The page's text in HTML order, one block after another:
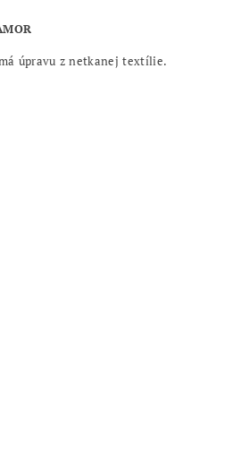
úpravu z netkanej textílie.